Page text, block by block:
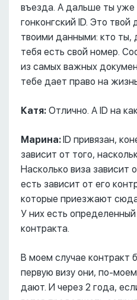
въезда. А дальше ты
гонконгский ID. Это твой
твоими данными: кто ты,
тебя есть свой номер.
из самых важных
тебе дает право на
Катя: Отлично. А ID на
Марина: ID привязан,
зависит от того,
Насколько виза зависит
есть зависит от его
которые приезжают
У них есть
контракта.
В моем случае контракт
первую визу они, по-
дают. И через 2 года,